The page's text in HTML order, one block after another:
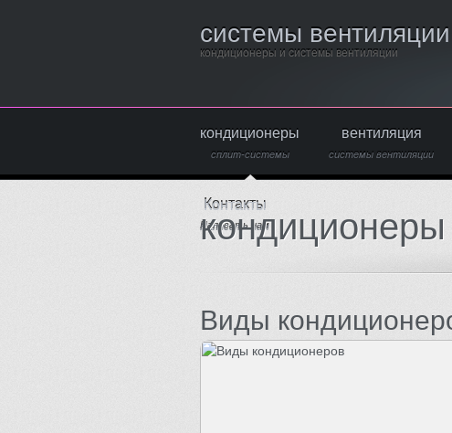
системы вентиляции
кондиционеры и системы вентиляции
кондиционеры
сплит-системы
вентиляция
системы вентиляции
Контакты
Написать нам
кондиционеры
Виды